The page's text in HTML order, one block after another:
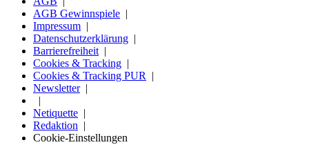
AGB Gewinnspiele
Impressum
Datenschutzerklärung
Barrierefreiheit
Cookies & Tracking
Cookies & Tracking PUR
Newsletter
Netiquette
Redaktion
Cookie-Einstellungen